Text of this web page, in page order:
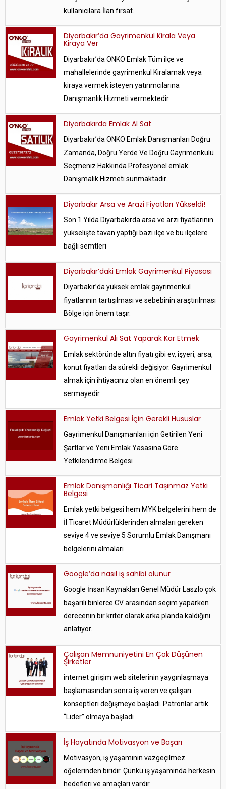
kullanıcılara İlan fırsat.
Diyarbakır’da Gayrimenkul Kirala Veya
Kiraya Ver
Diyarbakır’da ONKO Emlak Tüm ilçe ve
mahallelerinde gayrimenkul Kiralamak veya
kiraya vermek isteyen yatırımcılarına
Danışmanlık Hizmeti vermektedir.
Diyarbakırda Emlak Al Sat
Diyarbakır’da ONKO Emlak Danışmanları Doğru
Zamanda, Doğru Yerde Ve Doğru Gayrimenkulü
Seçmeniz Hakkında Profesyonel emlak
Danışmalık Hizmeti sunmaktadır.
Diyarbakır Arsa ve Arazi Fiyatları Yükseldi!
Son 1 Yılda Diyarbakırda arsa ve arzi fiyatlarının
yükselişte tavan yaptığı bazı ilçe ve bu ilçelere
bağlı semtleri
Diyarbakır’daki Emlak Gayrimenkul Piyasası
Diyarbakır’da yüksek emlak gayrimenkul
fiyatlarının tartışılması ve sebebinin araştırılması
Bölge için önem taşır.
Gayrimenkul Alı Sat Yaparak Kar Etmek
Emlak sektöründe altın fiyatı gibi ev, işyeri, arsa,
konut fiyatları da sürekli değişiyor. Gayrimenkul
almak için ihtiyacınız olan en önemli şey
sermayedir.
Emlak Yetki Belgesi İçin Gerekli Hususlar
Gayrimenkul Danışmanları için Getirilen Yeni
Şartlar ve Yeni Emlak Yasasına Göre
Yetkilendirme Belgesi
Emlak Danışmanlığı Ticari Taşınmaz Yetki
Belgesi
Emlak yetki belgesi hem MYK belgelerini hem de
İl Ticaret Müdürlüklerinden almaları gereken
seviye 4 ve seviye 5 Sorumlu Emlak Danışmanı
belgelerini almaları
Google’da nasıl iş sahibi olunur
Google İnsan Kaynakları Genel Müdür Laszlo çok
başarılı binlerce CV arasından seçim yaparken
derecenin bir kriter olarak arka planda kaldığını
anlatıyor.
Çalışan Memnuniyetini En Çok Düşünen
Şirketler
internet girişim web sitelerinin yaygınlaşmaya
başlamasından sonra iş veren ve çalışan
konseptleri değişmeye başladı. Patronlar artık
“Lider” olmaya başladı
İş Hayatında Motivasyon ve Başarı
Motivasyon, iş yaşamının vazgeçilmez
öğelerinden biridir. Çünkü iş yaşamında herkesin
hedefleri ve amaçları vardır.